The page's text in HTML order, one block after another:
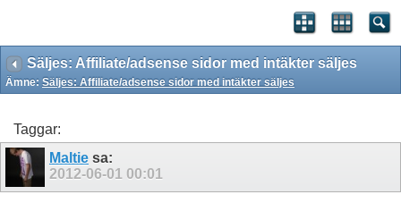
Säljes: Affiliate/adsense sidor med intäkter säljes
Ämne: Säljes: Affiliate/adsense sidor med intäkter säljes
Taggar:
Maltie sa:
2012-06-01 00:01